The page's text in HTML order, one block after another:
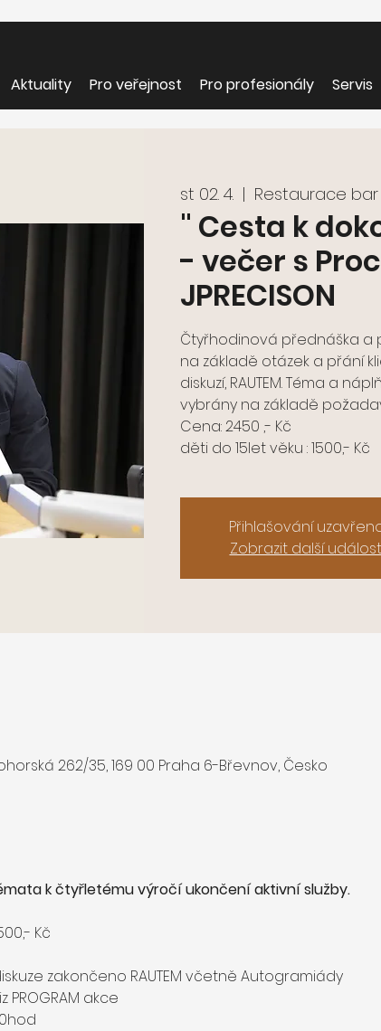
Aktuality Pro veřejnost Pro profesionály Servis
st 02. 4.
  |
Restaurace
" Cesta k
- večer s
JPRECISON
Čtyřhodinová přednáška
na základě otázek a přání
diskuzí, RAUTEM. Téma a
vybrány na základě
Cena: 2450 ,- Kč
děti do 15let věku : 1500,- Kč
Přihlašování
Zobrazit další
262/35, 169 00 Praha 6-Břevnov, Česko
k čtyřletému výročí ukončení aktivní služby.
Kč
zakončeno RAUTEM včetně Autogramiády
PROGRAM akce